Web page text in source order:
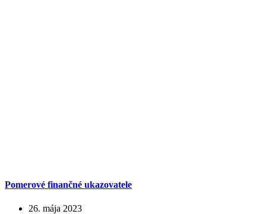
Pomerové finančné ukazovatele
26. mája 2023